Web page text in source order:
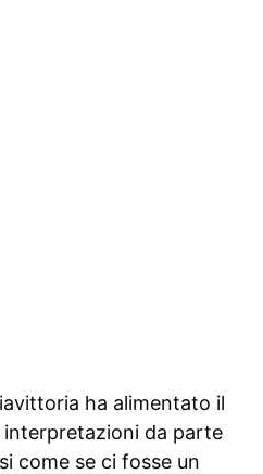
ha alimentato il
da parte
come se ci fosse un